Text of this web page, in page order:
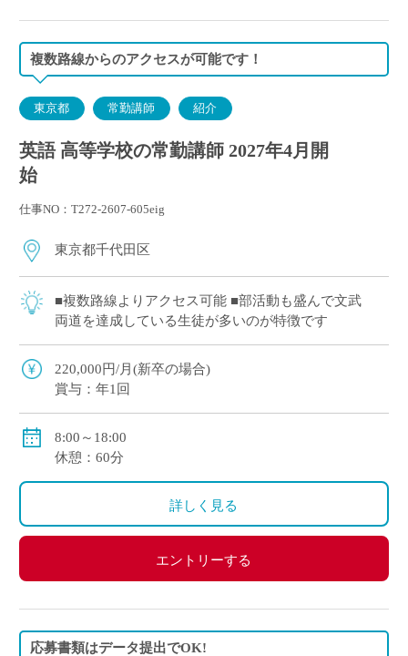
複数路線からのアクセスが可能です！
東京都 常勤講師 紹介
英語 高等学校の常勤講師 2027年4月開
始
仕事NO：T272-2607-605eig
東京都千代田区
■複数路線よりアクセス可能 ■部活動も盛んで文武
両道を達成している生徒が多いのが特徴です
220,000円/月(新卒の場合)
賞与：年1回
8:00～18:00
休憩：60分
詳しく見る
エントリーする
応募書類はデータ提出でOK!